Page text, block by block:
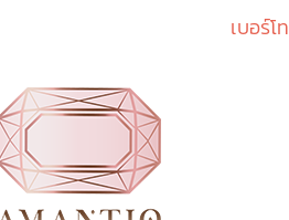
เบอร์โ